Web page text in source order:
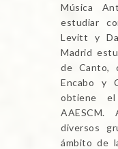
Música
estudiar
Levitt y
Madrid
de Canto,
Encabo y
obtiene
AAESCM.
diversos
ámbito de